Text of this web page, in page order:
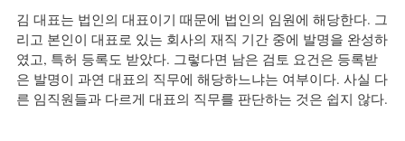
김 대표는 법인의 대표이기 때문에 법인의 임원에 해당한다. 그
리고 본인이 대표로 있는 회사의 재직 기간 중에 발명을 완성하
였고, 특허 등록도 받았다. 그렇다면 남은 검토 요건은 등록받
은 발명이 과연 대표의 직무에 해당하느냐는 여부이다. 사실 다
른 임직원들과 다르게 대표의 직무를 판단하는 것은 쉽지 않다.